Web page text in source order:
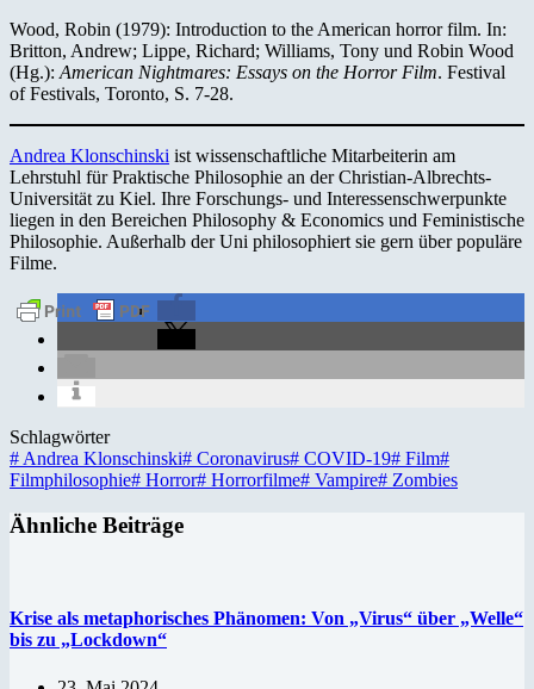
Wood, Robin (1979): Introduction to the American horror film. In:
Britton, Andrew; Lippe, Richard; Williams, Tony und Robin Wood
(Hg.): American Nightmares: Essays on the Horror Film. Festival
of Festivals, Toronto, S. 7-28.
Andrea Klonschinski ist wissenschaftliche Mitarbeiterin am
Lehrstuhl für Praktische Philosophie an der Christian-Albrechts-
Universität zu Kiel. Ihre Forschungs- und Interessenschwerpunkte
liegen in den Bereichen Philosophy & Economics und Feministische
Philosophie. Außerhalb der Uni philosophiert sie gern über populäre
Filme.
Schlagwörter
# Andrea Klonschinski# Coronavirus# COVID-19# Film#
Filmphilosophie# Horror# Horrorfilme# Vampire# Zombies
Ähnliche Beiträge
Krise als metaphorisches Phänomen: Von „Virus“ über „Welle“
bis zu „Lockdown“